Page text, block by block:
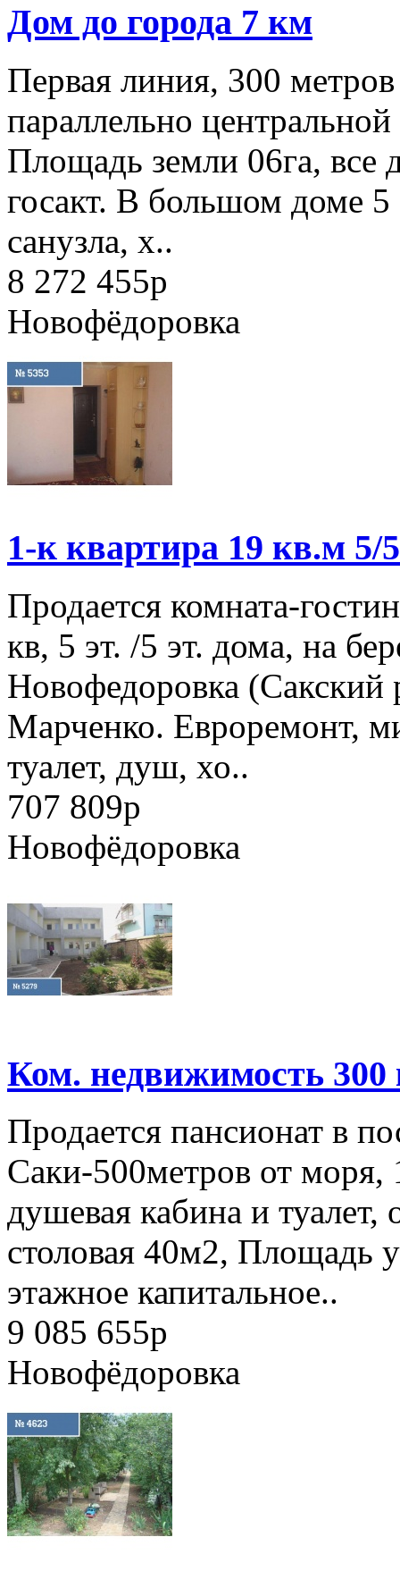
Дом до города 7 км
Первая линия, 300
параллельно
Площадь земли 06га, все
госакт. В большом доме
санузла, х..
8 272 455p
Новофёдоровка
1-к квартира 19 кв.м 5/
Продается комната-
кв, 5 эт. /5 эт. дома, на
Новофедоровка
Марченко. Евроремонт,
туалет, душ, хо..
707 809p
Новофёдоровка
Ком. недвижимость 300
Продается пансионат в
Саки-500метров от
душевая кабина и
столовая 40м2, Площадь
этажное капитальное..
9 085 655p
Новофёдоровка